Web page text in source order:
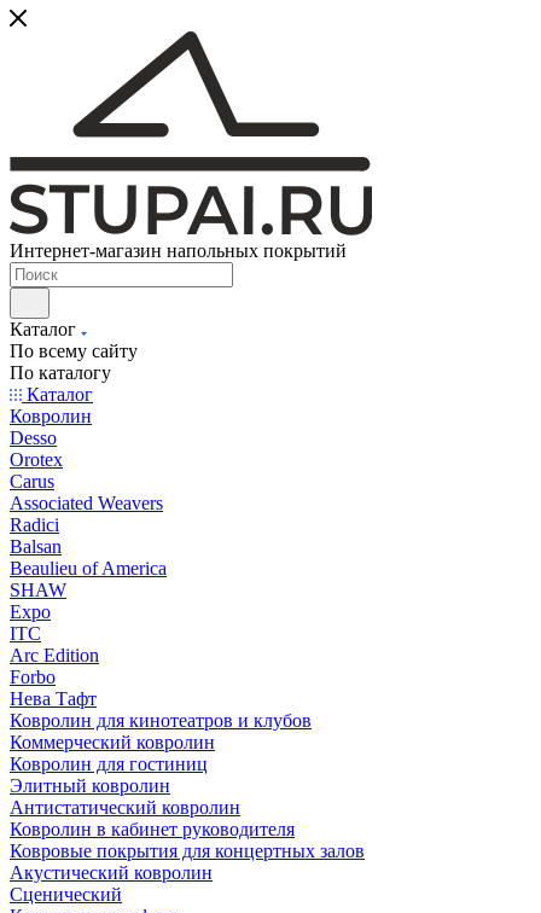
Интернет-магазин напольных покрытий
Каталог
По всему сайту
По каталогу
Каталог
Ковролин
Desso
Orotex
Carus
Associated Weavers
Radici
Balsan
Beaulieu of America
SHAW
Expo
ITC
Arc Edition
Forbo
Нева Тафт
Ковролин для кинотеатров и клубов
Коммерческий ковролин
Ковролин для гостиниц
Элитный ковролин
Антистатический ковролин
Ковролин в кабинет руководителя
Ковровые покрытия для концертных залов
Акустический ковролин
Сценический